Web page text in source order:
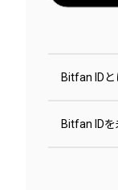
Bitfan IDと
Bitfan ID